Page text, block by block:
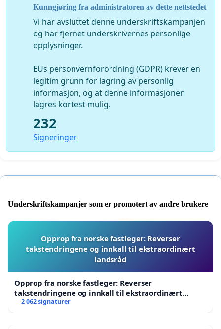
Kunngjøring fra administratoren av dette nettstedet
Vi har avsluttet denne underskriftskampanjen
og har fjernet underskrivernes personlige
opplysninger.
EUs personvernforordning (GDPR) krever en
legitim grunn for lagring av personlig
informasjon, og at denne informasjonen
lagres kortest mulig.
232
Signeringer
Underskriftskampanjer som er promotert av andre brukere
Opprop fra norske fastleger: Reverser
takstendringene og innkall til ekstraordinært
landsråd
Opprop fra norske fastleger: Reverser
takstendringene og innkall til ekstraordinært
landsråd
2 062 signaturer